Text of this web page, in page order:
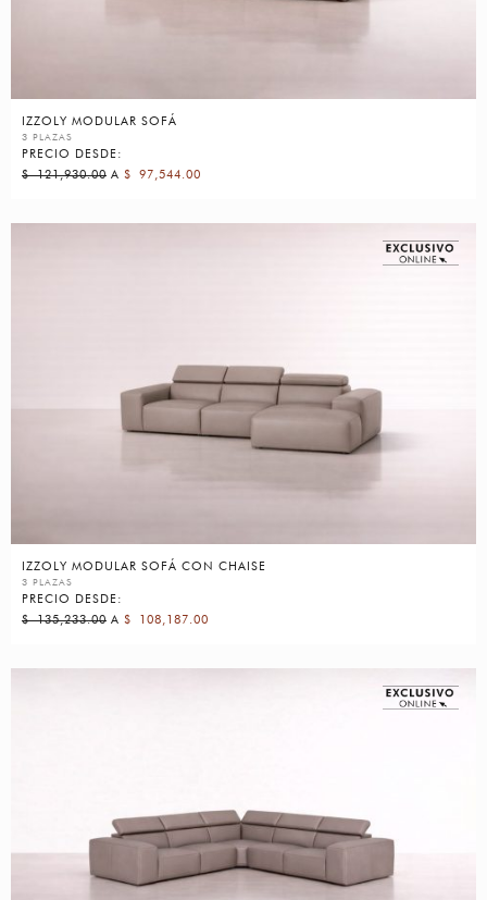
IZZOLY MODULAR SOFÁ
3 PLAZAS
PRECIO DESDE:
$121,930.00 A $ 97,544.00
IZZOLY MODULAR SOFÁ CON CHAISE
3 PLAZAS
PRECIO DESDE:
$135,233.00 A $ 108,187.00